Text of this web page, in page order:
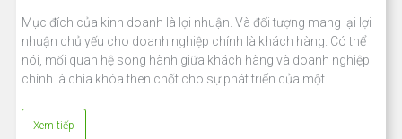
Mục đích của kinh doanh là lợi nhuận. Và đối tượng mang lại lợi
nhuận chủ yếu cho doanh nghiệp chính là khách hàng. Có thể
nói, mối quan hệ song hành giữa khách hàng và doanh nghiệp
chính là chìa khóa then chốt cho sự phát triển của một…
Xem tiếp